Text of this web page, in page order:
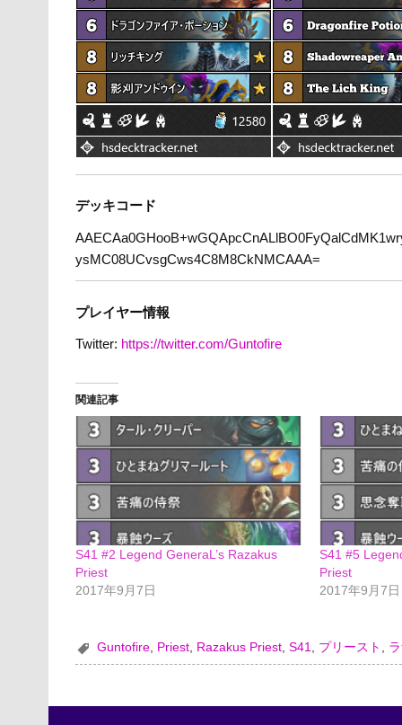
デッキコード
ysMC08UCvsgCws4C8M8CkNMCAAA=
プレイヤー情報
Twitter: https://twitter.com/Guntofire
関連記事
S41 #2 Legend GeneraL’s Razakus
Priest
2017年9月7日
S41 #5
Priest
2017年9月7日
Guntofire Priest Razakus Priest ,S41 プリースト